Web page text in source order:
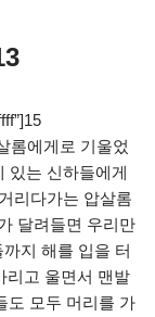
롬에게로 기울었
있는 신하들에게
리다가는 압살롬
달려들면 우리만
지 해를 입을 터
리고 울면서 맨발
도 모두 머리를 가